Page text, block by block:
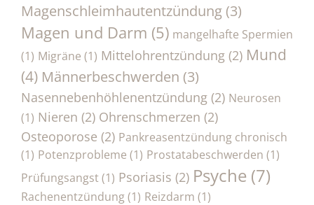
Magenschleimhautentzündung (3)
Magen und Darm (5) mangelhafte Spermien
(1) Migräne (1) Mittelohrentzündung (2) Mund
(4) Männerbeschwerden (3)
Nasennebenhöhlenentzündung (2) Neurosen
(1) Nieren (2) Ohrenschmerzen (2)
Osteoporose (2) Pankreasentzündung chronisch
(1) Potenzprobleme (1) Prostatabeschwerden (1)
Prüfungsangst(1) Psoriasis (2) Psyche (7)
Rachenentzündung(1) Reizdarm (1)